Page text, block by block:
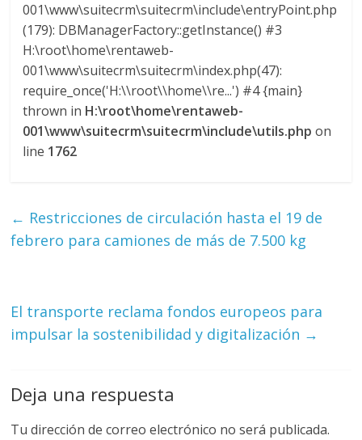
001\www\suitecrm\suitecrm\include\entryPoint.php
(179): DBManagerFactory::getInstance() #3
H:\root\home\rentaweb-
001\www\suitecrm\suitecrm\index.php(47):
require_once('H:\\root\\home\\re...') #4 {main}
thrown in H:\root\home\rentaweb-
001\www\suitecrm\suitecrm\include\utils.php on
line 1762
← Restricciones de circulación hasta el 19 de
febrero para camiones de más de 7.500 kg
El transporte reclama fondos europeos para
impulsar la sostenibilidad y digitalización →
Deja una respuesta
Tu dirección de correo electrónico no será publicada.